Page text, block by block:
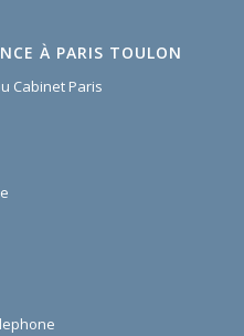
À PARIS TOULON
Cabinet Paris